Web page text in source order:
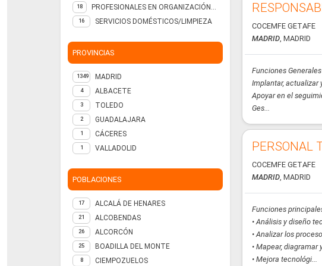
18 PROFESIONALES EN ORGANIZACIÓN DE EMPRESAS, EN LAS CIENCIAS SOCIALES Y HUMANAS ASOCIADAS A TITULACIONES DE SEGUNDO Y TERCER CICLO UNIVERSITARIO
16 SERVICIOS DOMÉSTICOS/LIMPIEZA
PROVINCIAS
1349 MADRID
4 ALBACETE
3 TOLEDO
2 GUADALAJARA
1 CÁCERES
1 VALLADOLID
POBLACIONES
17 ALCALÁ DE HENARES
21 ALCOBENDAS
26 ALCORCÓN
25 BOADILLA DEL MONTE
8 CIEMPOZUELOS
COCEMFE GETAFE
MADRID, MADRID
Funciones Generales
Implantar,
Apoyar en el
Ges...
PERSONAL
COCEMFE GETAFE
MADRID, MADRID
Funciones
• Análisis y diseño
• Analizar los
• Mapear,
• Mejora tecnológi...